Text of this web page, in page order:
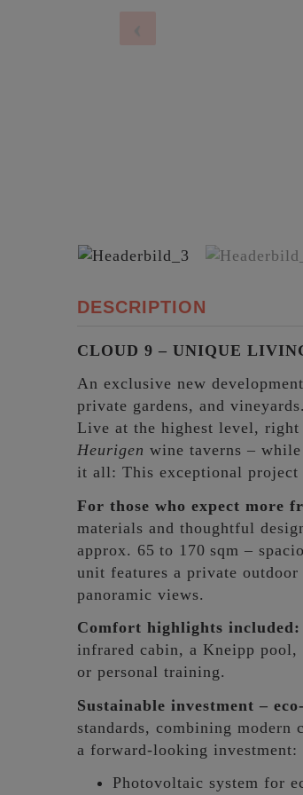
DESCRIPTION
CLOUD 9 – UNIQUE
An exclusive new
private gardens, and vineyards.
Live at the highest level, right
Heurigen wine taverns –
it all: This exceptional
For those who expect more
materials and thoughtful
approx. 65 to 170 sqm –
unit features a private
panoramic views.
Comfort highlights included:
infrared cabin, a Kneipp
or personal training.
Sustainable investment –
standards, combining
a forward-looking investment:
Photovoltaic system for